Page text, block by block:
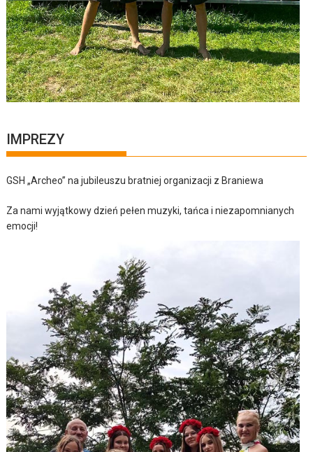
IMPREZY
GSH „Archeo” na jubileuszu bratniej organizacji z Braniewa
Za nami wyjątkowy dzień pełen muzyki, tańca i niezapomnianych
emocji!